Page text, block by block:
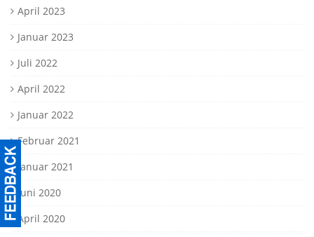
April 2023
Januar 2023
Juli 2022
April 2022
Januar 2022
Februar 2021
Januar 2021
Juni 2020
April 2020